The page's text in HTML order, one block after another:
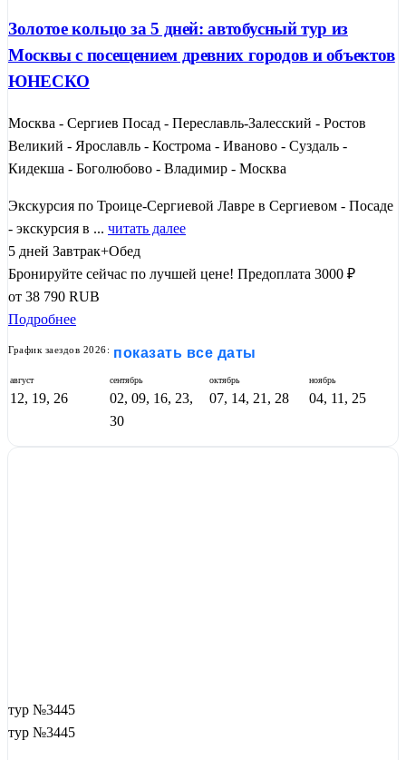
Золотое кольцо за 5 дней: автобусный тур из
Москвы с посещением древних городов и объектов
ЮНЕСКО
Москва - Сергиев Посад - Переславль-Залесский - Ростов
Великий - Ярославль - Кострома - Иваново - Суздаль -
Кидекша - Боголюбово - Владимир - Москва
Экскурсия по Троице-Сергиевой Лавре в Сергиевом - Посаде
- экскурсия в ... читать далее
5 дней Завтрак+Обед
Бронируйте сейчас по лучшей цене! Предоплата 3000 ₽
от 38 790 RUB
Подробнее
График заездов 2026: показать все даты
август
12, 19, 26
сентябрь
02, 09, 16, 23,
30
октябрь
07, 14, 21, 28
ноябрь
04, 11, 25
тур №3445
тур №3445